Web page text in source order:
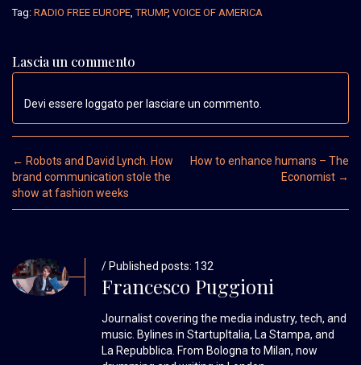
Tag: RADIO FREE EUROPE ,TRUMP, VOICE OF AMERICA
Lascia un commento
Devi essere loggato per lasciare un commento.
Post navigation
← Robots and David Lynch. How
brand communication stole the
show at fashion weeks
How to enhance humans – The
Economist →
/ Published posts: 132
Francesco Puggioni
Journalist covering the media industry, tech, and
music. Bylines in StartupItalia, La Stampa, and
La Repubblica. From Bologna to Milan, now